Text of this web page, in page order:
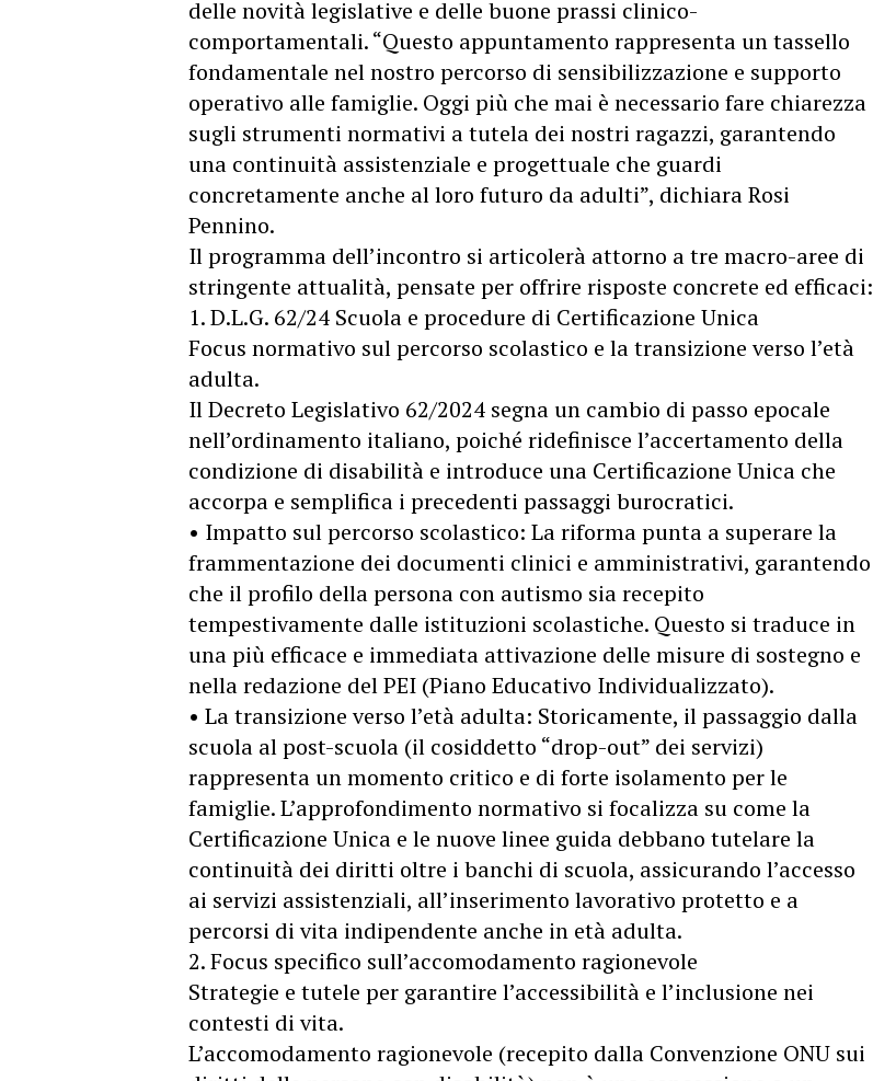
delle novità legislative e delle buone prassi clinico-
comportamentali. “Questo appuntamento rappresenta un tassello
fondamentale nel nostro percorso di sensibilizzazione e supporto
operativo alle famiglie. Oggi più che mai è necessario fare chiarezza
sugli strumenti normativi a tutela dei nostri ragazzi, garantendo
una continuità assistenziale e progettuale che guardi
concretamente anche al loro futuro da adulti”, dichiara Rosi
Pennino.
Il programma dell’incontro si articolerà attorno a tre macro-aree di
stringente attualità, pensate per offrire risposte concrete ed efficaci:
1. D.L.G. 62/24 Scuola e procedure di Certificazione Unica
Focus normativo sul percorso scolastico e la transizione verso l’età
adulta.
Il Decreto Legislativo 62/2024 segna un cambio di passo epocale
nell’ordinamento italiano, poiché ridefinisce l’accertamento della
condizione di disabilità e introduce una Certificazione Unica che
accorpa e semplifica i precedenti passaggi burocratici.
• Impatto sul percorso scolastico: La riforma punta a superare la
frammentazione dei documenti clinici e amministrativi, garantendo
che il profilo della persona con autismo sia recepito
tempestivamente dalle istituzioni scolastiche. Questo si traduce in
una più efficace e immediata attivazione delle misure di sostegno e
nella redazione del PEI (Piano Educativo Individualizzato).
• La transizione verso l’età adulta: Storicamente, il passaggio dalla
scuola al post-scuola (il cosiddetto “drop-out” dei servizi)
rappresenta un momento critico e di forte isolamento per le
famiglie. L’approfondimento normativo si focalizza su come la
Certificazione Unica e le nuove linee guida debbano tutelare la
continuità dei diritti oltre i banchi di scuola, assicurando l’accesso
ai servizi assistenziali, all’inserimento lavorativo protetto e a
percorsi di vita indipendente anche in età adulta.
2. Focus specifico sull’accomodamento ragionevole
Strategie e tutele per garantire l’accessibilità e l’inclusione nei
contesti di vita.
L’accomodamento ragionevole (recepito dalla Convenzione ONU sui